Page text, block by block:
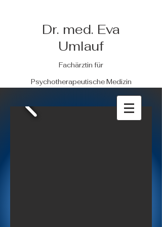
Dr. med. Eva
Umlauf
Fachärztin für
Psychotherapeutische Medizin